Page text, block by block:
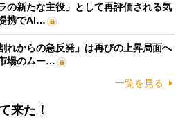
の新たな主役」として再評価される気
携でAI…
れからの急反発」は再びの上昇局面へ
場のムー…
一覧を見る
来た！